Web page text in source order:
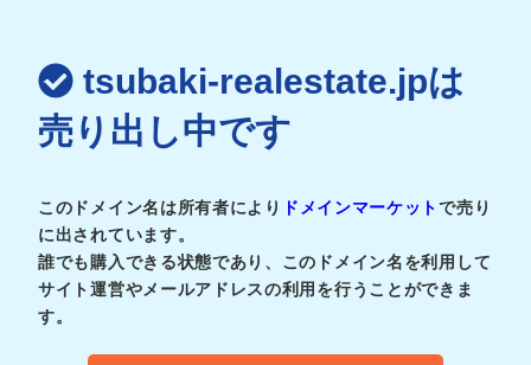
tsubaki-realestate.jpは
売り出し中です
このドメイン名は所有者により ドメインマーケットで売り
に出されています。
誰でも購入できる状態であり、このドメイン名を利用して
サイト運営やメールアドレスの利用を行うことができま
す。